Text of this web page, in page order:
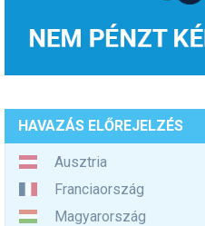
HAVAZÁS ELŐREJELZÉS
Ausztria
Franciaország
Magyarország